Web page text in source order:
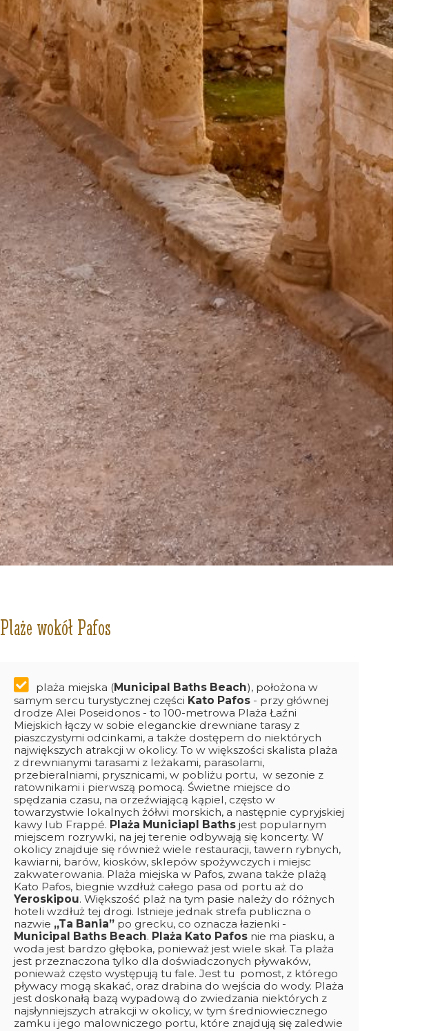
Plaże wokół Pafos
plaża miejska (Municipal Baths Beach), położona w
samym sercu turystycznej części Kato Pafos - przy głównej
drodze Alei Poseidonos - to 100-metrowa Plaża Łaźni
Miejskich łączy w sobie eleganckie drewniane tarasy z
piaszczystymi odcinkami, a także dostępem do niektórych
największych atrakcji w okolicy. To w większości skalista plaża
z drewnianymi tarasami z leżakami, parasolami,
przebieralniami, prysznicami, w pobliżu portu, w sezonie z
ratownikami i pierwszą pomocą. Świetne miejsce do
spędzania czasu, na orzeźwiającą kąpiel, często w
towarzystwie lokalnych żółwi morskich, a następnie cypryjskiej
kawy lub Frappé. Plaża Municiapl Baths jest popularnym
miejscem rozrywki, na jej terenie odbywają się koncerty. W
okolicy znajduje się również wiele restauracji, tawern rybnych,
kawiarni, barów, kiosków, sklepów spożywczych i miejsc
zakwaterowania. Plaża miejska w Pafos, zwana także plażą
Kato Pafos, biegnie wzdłuż całego pasa od portu aż do
Yeroskipou. Większość plaż na tym pasie należy do różnych
hoteli wzdłuż tej drogi. Istnieje jednak strefa publiczna o
nazwie „Ta Bania” po grecku, co oznacza łazienki -
Municipal Baths Beach. Plaża Kato Pafos nie ma piasku, a
woda jest bardzo głęboka, ponieważ jest wiele skał. Ta plaża
jest przeznaczona tylko dla doświadczonych pływaków,
ponieważ często występują tu fale. Jest tu pomost, z którego
pływacy mogą skakać, oraz drabina do wejścia do wody. Plaża
jest doskonałą bazą wypadową do zwiedzania niektórych z
najsłynniejszych atrakcji w okolicy, w tym średniowiecznego
zamku i jego malowniczego portu, które znajdują się zaledwie